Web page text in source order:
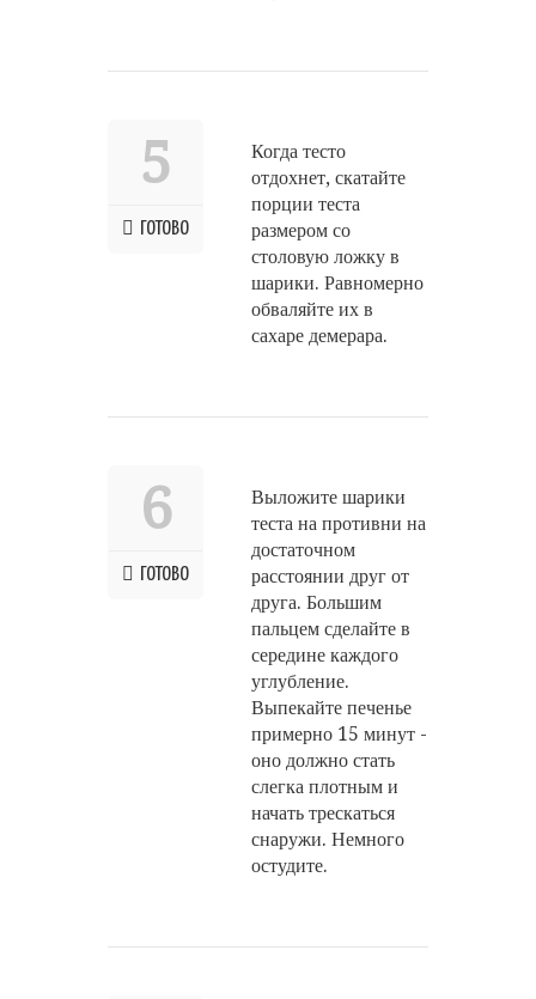
5
ГОТОВО
Когда тесто
отдохнет, скатайте
порции теста
размером со
столовую ложку в
шарики. Равномерно
обваляйте их в
сахаре демерара.
6
ГОТОВО
Выложите шарики
теста на противни на
достаточном
расстоянии друг от
друга. Большим
пальцем сделайте в
середине каждого
углубление.
Выпекайте печенье
примерно 15 минут -
оно должно стать
слегка плотным и
начать трескаться
снаружи. Немного
остудите.